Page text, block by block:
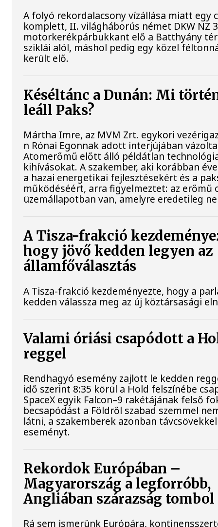
A folyó rekordalacsony vízállása miatt egy
komplett, II. világháborús német DKW NZ
motorkerékpárbukkant elő a Batthyány
sziklái alól, máshol pedig egy közel
került elő.
Késéltánc a Dunán: Mi
leáll Paks?
Mártha Imre, az MVM Zrt. egykori
n Rónai Egonnak adott interjújában
Atomerőmű előtt álló példátlan
kihívásokat. A szakember, aki korábban
a hazai energetikai fejlesztésekért és a
működéséért, arra figyelmeztet: az erőmű
üzemállapotban van, amelyre eredetileg
A Tisza-frakció
hogy jövő kedden legyen az
államfőválasztás
A Tisza-frakció kezdeményezte, hogy a
kedden válassza meg az új köztársasági
Valami óriási csapódott a
reggel
Rendhagyó esemény zajlott le kedden
idő szerint 8:35 körül a Hold felszínébe
SpaceX egyik Falcon–9 rakétájának felső
becsapódást a Földről szabad szemmel
látni, a szakemberek azonban
eseményt.
Rekordok Európában –
Magyarország a legforróbb,
Angliában szárazság tombol
Rá sem ismerünk Európára,